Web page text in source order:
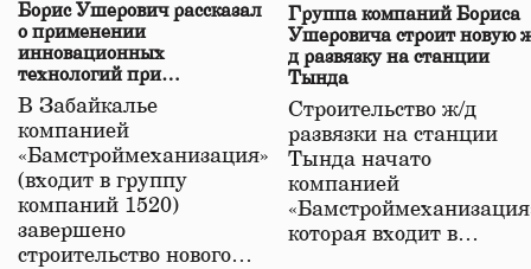
Борис Ушерович рассказал
о применении
инновационных
технологий при
строительстве нового моста
в Забайкалье
В Забайкалье
компанией
«Бамстроймеханизация»
(входит в группу
компаний 1520)
завершено
строительство нового…
Группа компаний Бориса
Ушеровича строит новую
д развязку на станции
Тында
Строительство ж/д
развязки на станции
Тында начато
компанией
которая входит в…